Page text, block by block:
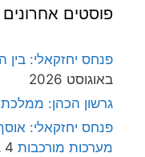
פוסטים אחרונים
פנחס יחזקאלי:
באוגוסט 2026
גרשון הכהן:
פנחס יחזקאלי:
מערכות מורכבות 4 באוגוסט 2026